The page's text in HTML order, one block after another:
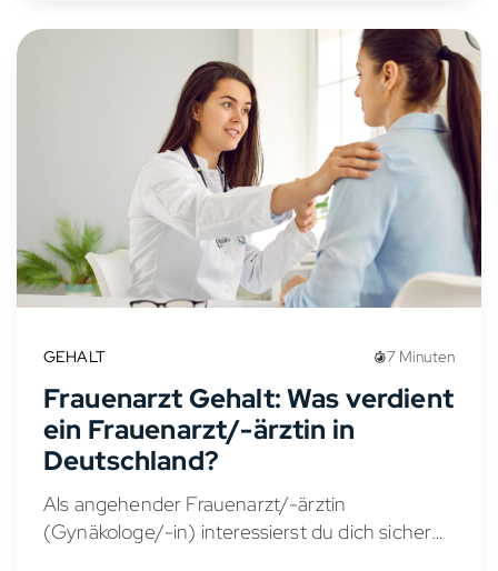
GEHALT 7 Minuten
Frauenarzt Gehalt: Was verdient
ein Frauenarzt/-ärztin in
Deutschland?
Als angehender Frauenarzt/-ärztin
(Gynäkologe/-in) interessierst du dich sicher